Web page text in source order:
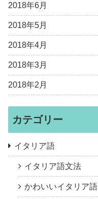
2018年6月
2018年5月
2018年4月
2018年3月
2018年2月
カテゴリー
イタリア語
イタリア語文法
かわいいイタリア語